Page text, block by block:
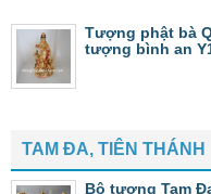
Tượng phật bà
tượng bình an
TAM ĐA, TIÊN THÁNH
Bộ tượng Tam